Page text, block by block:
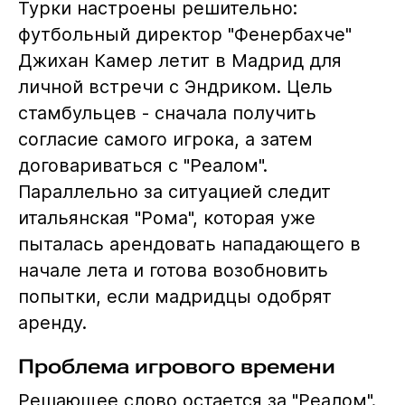
Турки настроены решительно:
футбольный директор "Фенербахче"
Джихан Камер летит в Мадрид для
личной встречи с Эндриком. Цель
стамбульцев - сначала получить
согласие самого игрока, а затем
договариваться с "Реалом".
Параллельно за ситуацией следит
итальянская "Рома", которая уже
пыталась арендовать нападающего в
начале лета и готова возобновить
попытки, если мадридцы одобрят
аренду.
Проблема игрового времени
Решающее слово остается за "Реалом".